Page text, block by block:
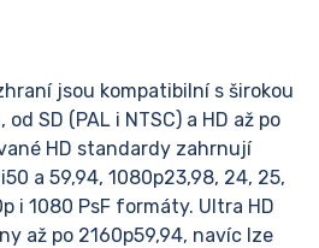
jsou kompatibilní s širokou
SD (PAL i NTSC) a HD až po
HD standardy zahrnují
a 59,94, 1080p23,98, 24, 25,
i 1080 PsF formáty. Ultra HD
až po 2160p59,94, navíc lze